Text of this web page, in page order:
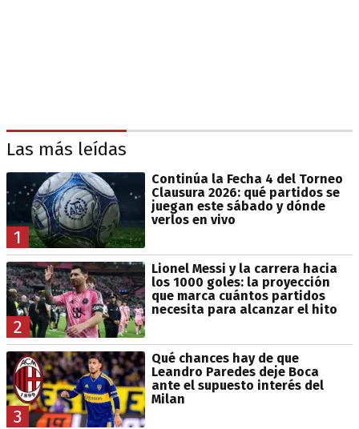
Las más leídas
1
Continúa la Fecha 4 del Torneo
Clausura 2026: qué partidos se
juegan este sábado y dónde
verlos en vivo
2
Lionel Messi y la carrera hacia
los 1000 goles: la proyección
que marca cuántos partidos
necesita para alcanzar el hito
3
Qué chances hay de que
Leandro Paredes deje Boca
ante el supuesto interés del
Milan